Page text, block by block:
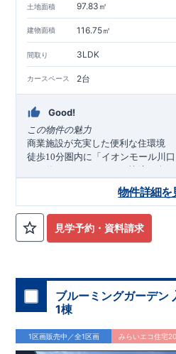
土地面積 97.83㎡
建物面積 116.75㎡
間取り 3LDK
カースペース 2台
Good!
この物件の魅力
商業施設が充実した便利な住環境
徒歩10分圏内に「イオンモール川
から休日のレジャーまで快適に楽
台の開放的な
たりと風通しに恵まれ、2台分のカ
ある住まいです
富に確保。ワイドバルコニーや室
をサポートします。さらに将来的に
ブルプランを採用しています。
アクセス
・埼玉高速鉄道
分
・JR「川口」駅バス1９分／バス停
見学予約・資料請求
物件詳細を
ブルーミングガーデン
1棟
1区画販売中／全1区画 みらいエコ住宅